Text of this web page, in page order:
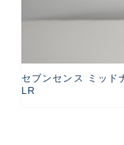
セブンセンス ミッド
LR